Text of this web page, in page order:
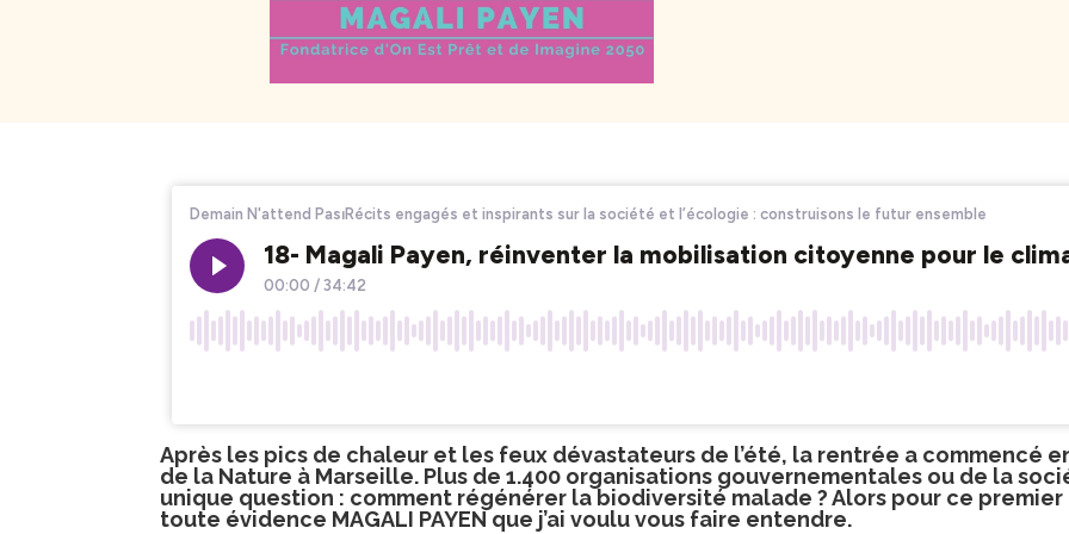
Après les pics de chaleur et les feux dévastateurs de l’été, la rentrée a commencé
de la Nature à Marseille. Plus de 1.400 organisations gouvernementales ou de la
unique question : comment régénérer la biodiversité malade ? Alors pour ce
toute évidence MAGALI PAYEN que j’ai voulu vous faire entendre.